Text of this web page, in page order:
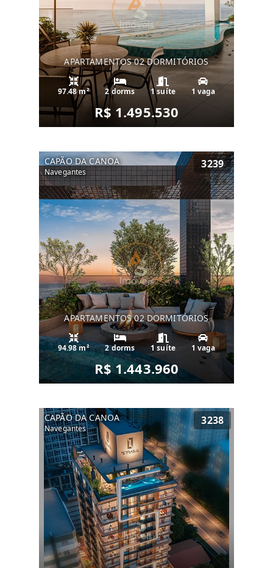
APARTAMENTOS 02 DORMITÓRIOS
97.48 m² 2 dorms 1 suíte 1 vaga
R$ 1.495.530
CAPÃO DA CANOA
Navegantes
3239
APARTAMENTOS 02 DORMITÓRIOS
94.98 m² 2 dorms 1 suíte 1 vaga
R$ 1.443.960
CAPÃO DA CANOA
Navegantes
3238